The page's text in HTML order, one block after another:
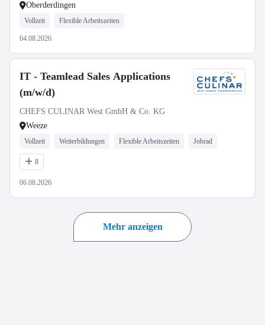
Oberderdingen
Vollzeit Flexible Arbeitszeiten
04.08.2026
IT - Teamlead Sales Applications
(m/w/d)
CHEFS CULINAR West GmbH & Co. KG
Weeze
Vollzeit Weiterbildungen Flexible Arbeitszeiten Jobrad
8
06.08.2026
Mehr anzeigen